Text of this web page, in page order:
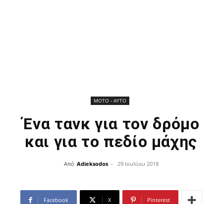
ΜOTO - AYTO
Ένα τανκ για τον δρόμο
και για το πεδίο μάχης
Από Adieksodos - 29 Ιουλίου 2018
Facebook X Pinterest